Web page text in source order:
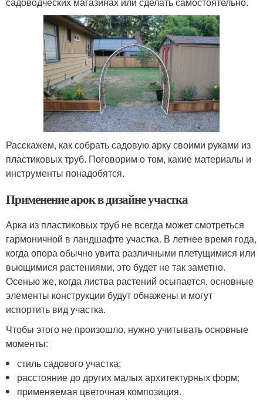
Расскажем, как собрать садовую арку своими руками из
пластиковых труб. Поговорим о том, какие материалы и
инструменты понадобятся.
Применение арок в дизайне участка
Арка из пластиковых труб не всегда может смотреться
гармоничной в ландшафте участка. В летнее время года,
когда опора обычно увита различными плетущимися или
вьющимися растениями, это будет не так заметно.
Осенью же, когда листва растений осыпается, основные
элементы конструкции будут обнажены и могут
испортить вид участка.
Чтобы этого не произошло, нужно учитывать основные
моменты:
стиль садового участка;
расстояние до других малых архитектурных форм;
применяемая цветочная композиция.